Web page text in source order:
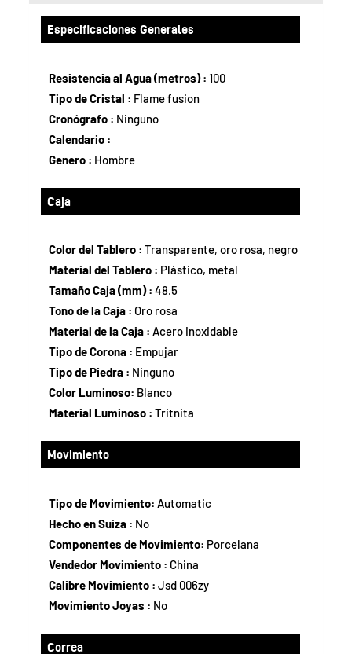
Especificaciones Generales
Resistencia al Agua (metros) :100
Tipo de Cristal : Flame fusion
Cronógrafo : Ninguno
Calendario :
Genero : Hombre
Caja
Color del Tablero :Transparente, oro rosa, negro
Material del Tablero : Plástico, metal
Tamaño Caja (mm) :48.5
Tono de la Caja : Oro rosa
Material de la Caja :Acero inoxidable
Tipo de Corona : Empujar
Tipo de Piedra : Ninguno
Color Luminoso: Blanco
Material Luminoso :Tritnita
Movimiento
Tipo de Movimiento:Automatic
Hecho en Suiza : No
Componentes de Movimiento: Porcelana
Vendedor Movimiento : China
Calibre Movimiento :Jsd 006zy
Movimiento Joyas : No
Correa